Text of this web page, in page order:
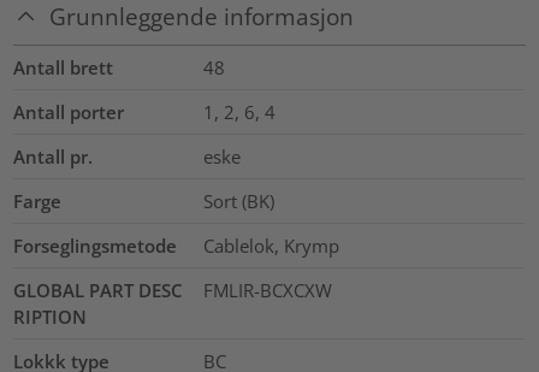
Grunnleggende informasjon
Antall brett
48
Antall porter
1, 2, 6, 4
Antall pr.
eske
Farge
Sort (BK)
Forseglingsmetode
Cablelok, Krymp
GLOBAL PART DESC
RIPTION
FMLIR-BCXCXW
Lokkk type
BC